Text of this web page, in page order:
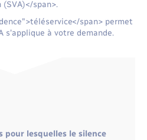
span>.
span> permet
s'applique à votre demande.
pour lesquelles le silence